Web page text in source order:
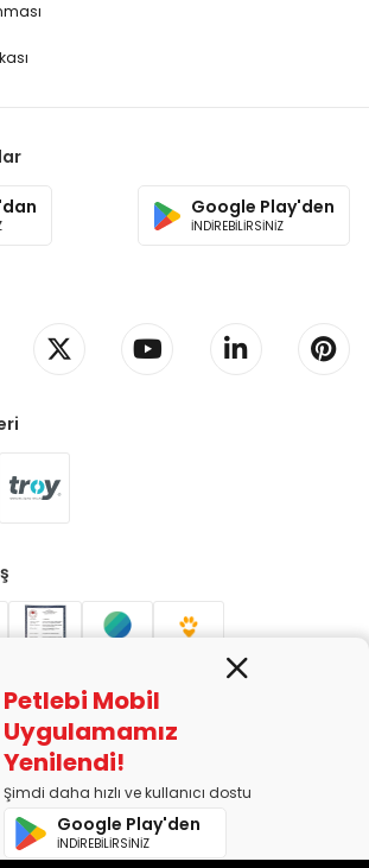
Google Play'den
İNDİREBİLİRSİNİZ
ÜRÜNLERİ PAZ. SAN. TİC. LTD. ŞTİ. Alaşarköy
No: 9 Osmangazi/Bursa
Uludağ Vergi Dairesi'ne bağlıdır.
Petlebi Mobil
Uygulamamız
Yenilendi!
Şimdi daha hızlı ve kullanıcı dostu
Google Play'den
İNDİREBİLİRSİNİZ